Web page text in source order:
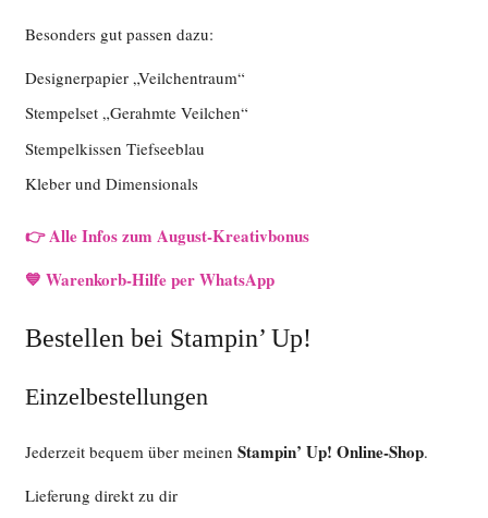
Besonders gut passen dazu:
Designerpapier „Veilchentraum“
Stempelset „Gerahmte Veilchen“
Stempelkissen Tiefseeblau
Kleber und Dimensionals
👉 Alle Infos zum August-Kreativbonus
💙 Warenkorb-Hilfe per WhatsApp
Bestellen bei Stampin’ Up!
Einzelbestellungen
Jederzeit bequem über meinen Stampin’ Up! Online-Shop.
Lieferung direkt zu dir